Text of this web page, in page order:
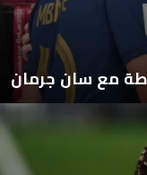
مع سان جرمان